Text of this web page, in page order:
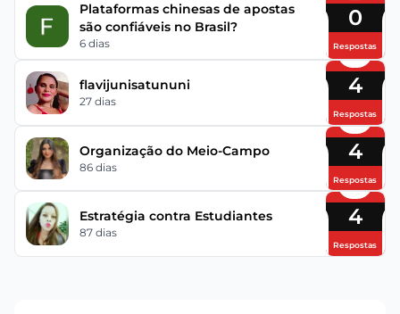
Plataformas chinesas de apostas
são confiáveis no Brasil?
6 dias
0
Respostas
flavijunisatununi
27 dias
4
Respostas
Organização do Meio-Campo
86 dias
4
Respostas
Estratégia contra Estudiantes
87 dias
4
Respostas